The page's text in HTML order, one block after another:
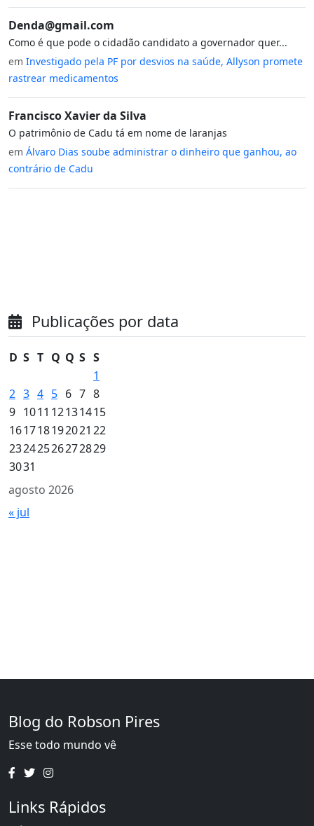
Denda@gmail.com
Como é que pode o cidadão candidato a governador quer...
em Investigado pela PF por desvios na saúde, Allyson promete
rastrear medicamentos
Francisco Xavier da Silva
O patrimônio de Cadu tá em nome de laranjas
em Álvaro Dias soube administrar o dinheiro que ganhou, ao
contrário de Cadu
Publicações por data
agosto 2026
D S T Q Q S S
1
2 3 4 5 6 7 8
9 1011 12131415
161718192021 22
23242526272829
3031
« jul
Blog do Robson Pires
Esse todo mundo vê
Links Rápidos